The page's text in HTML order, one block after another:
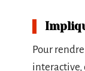
Pour
interactive,